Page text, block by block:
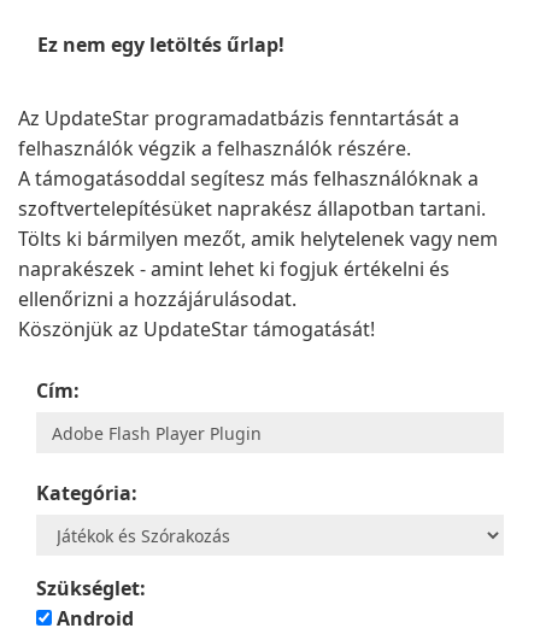
Ez nem egy letöltés űrlap!
Az UpdateStar programadatbázis fenntartását a
felhasználók végzik a felhasználók részére.
A támogatásoddal segítesz más felhasználóknak a
szoftvertelepítésüket naprakész állapotban tartani.
Tölts ki bármilyen mezőt, amik helytelenek vagy nem
naprakészek - amint lehet ki fogjuk értékelni és
ellenőrizni a hozzájárulásodat.
Köszönjük az UpdateStar támogatását!
Cím:
Kategória:
Szükséglet:
Android